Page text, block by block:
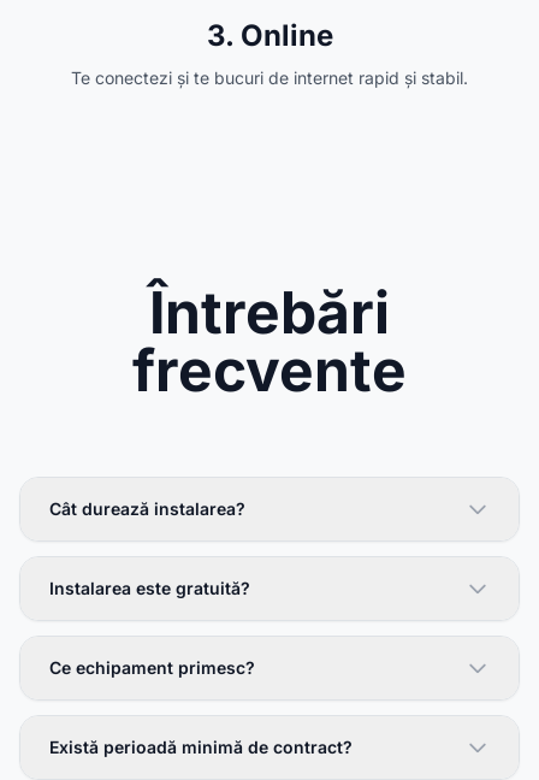
3. Online
Te conectezi și te bucuri de internet rapid și stabil.
Întrebări
frecvente
Cât durează instalarea?
Instalarea este gratuită?
Ce echipament primesc?
Există perioadă minimă de contract?